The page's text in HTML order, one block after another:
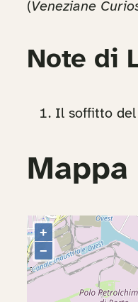
(Veneziane
Note di
Il soffitto del
Mappa